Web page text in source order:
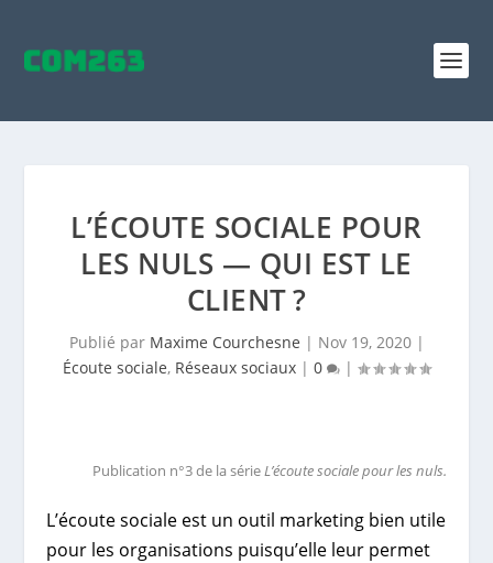
L’ÉCOUTE SOCIALE POUR
LES NULS — QUI EST LE
CLIENT ?
Publié par Maxime Courchesne | Nov 19, 2020|
Écoute sociale, Réseaux sociaux | 0 |
Publication n°3 de la sérieL’écoute sociale pour les nuls.
L’écoute sociale est un outil marketing bien utile
pour les organisations puisqu’elle leur permet